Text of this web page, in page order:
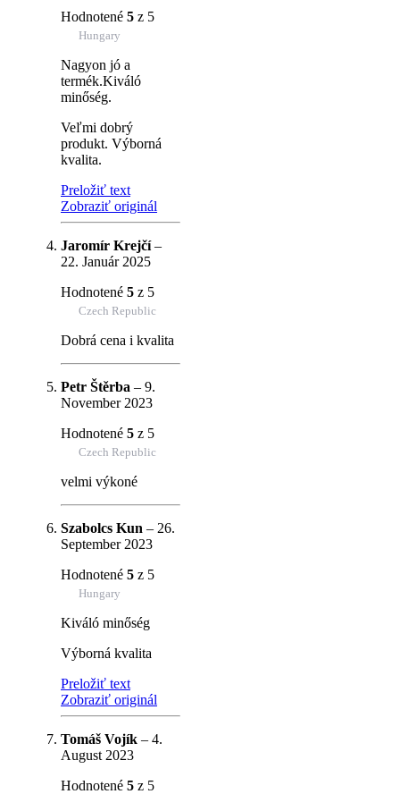
Hodnotené 5 z 5
Hungary
Nagyon jó a
termék.Kiváló
minőség.
Veľmi dobrý
produkt. Výborná
kvalita.
Preložiť text
Zobraziť originál
Jaromír Krejčí –
22. Január 2025
Hodnotené 5 z 5
Czech Republic
Dobrá cena i kvalita
Petr Štěrba – 9.
November 2023
Hodnotené 5 z 5
Czech Republic
velmi výkoné
Szabolcs Kun – 26.
September 2023
Hodnotené 5 z 5
Hungary
Kiváló minőség
Výborná kvalita
Preložiť text
Zobraziť originál
Tomáš Vojík – 4.
August 2023
Hodnotené 5 z 5